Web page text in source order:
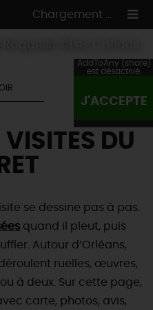
Chargement ...
MADE IN LOIRET
VISITES
L'EAU !
& AVENTURE
etproducteurs
de l'été 2026 🤽🌞
éviter la chaleur 🥵
HANDICAP
VISITES DU
se dessine pas à pas.
quand il pleut, puis
Autour d’Orléans,
ruelles, œuvres,
à deux. Sur cette page,
carte, photos, avis,
AddToAny (share)
est désactivé.
J'ACCEPTE